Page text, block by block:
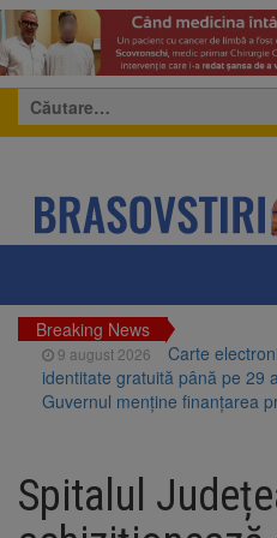
Caută
după:
Breaking News
9 august 2026
Carte
identitate gratuită până pe 29
Guvernul menține finanțarea
Brașovului vor fi restaurate.
finanțare a fost semnat
Spitalul